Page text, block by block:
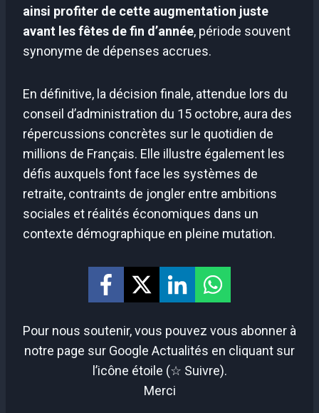
ainsi profiter de cette augmentation juste
avant les fêtes de fin d’année, période souvent
synonyme de dépenses accrues.
En définitive, la décision finale, attendue lors du
conseil d’administration du 15 octobre, aura des
répercussions concrètes sur le quotidien de
millions de Français. Elle illustre également les
défis auxquels font face les systèmes de
retraite, contraints de jongler entre ambitions
sociales et réalités économiques dans un
contexte démographique en pleine mutation.
Pour nous soutenir, vous pouvez vous abonner à
notre page sur Google Actualités en cliquant sur
l’icône étoile (☆ Suivre).
Merci